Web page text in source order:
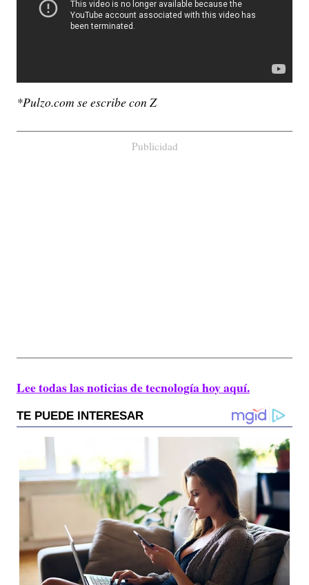
*Pulzo.com se escribe con Z
Publicidad
Lee todas las noticias de tecnología hoy aquí.